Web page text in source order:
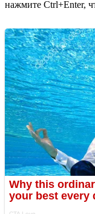
нажмите Ctrl+Enter,